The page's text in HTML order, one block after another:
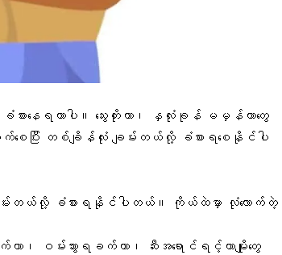
ခံစားနေရတာပါ။ သွေးတိုးတာ၊ နှလုံးခုန် မမှန်တာတွေ
းစက်စေပြီး တစ်ချိန်လုံး ချမ်းတယ်လို့ ခံစားရစေနိုင်ပါ
ချမ်းတယ်လို့ ခံစားရနိုင်ပါတယ်။ ကိုယ်ထဲမှာ လုံလောက်တဲ့
က်တာ၊ ဝမ်းသွားရခက်တာ၊ ဆီးအရောင်ရင့်တာမျိုးတွေ